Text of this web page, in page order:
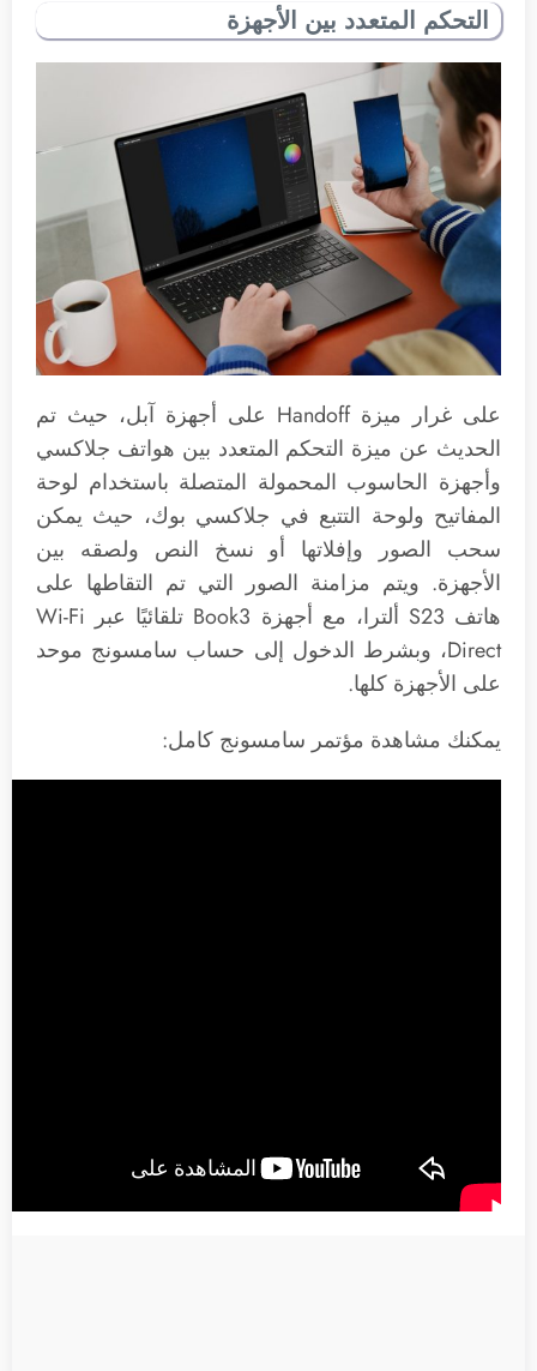
التحكم المتعدد بين الأجهزة
على غرار ميزة Handoff على أجهزة آبل، حيث تم
الحديث عن ميزة التحكم المتعدد بين هواتف جلاكسي
وأجهزة الحاسوب المحمولة المتصلة باستخدام لوحة
المفاتيح ولوحة التتبع في جلاكسي بوك، حيث يمكن
سحب الصور وإفلاتها أو نسخ النص ولصقه بين
الأجهزة. ويتم مزامنة الصور التي تم التقاطها على
هاتف S23 ألترا، مع أجهزة Book3 تلقائيًا عبر Wi-Fi
Direct، وبشرط الدخول إلى حساب سامسونج موحد
على الأجهزة كلها.
يمكنك مشاهدة مؤتمر سامسونج كامل: